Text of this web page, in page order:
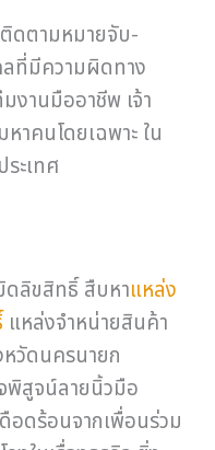
ดตามหมายจับ-
ที่มีความผิดทาง
งานมืออาชีพ เจ้า
าคนโดยเฉพาะ ใน
ะเทศ
ดลิขสิทธิ์ สืบหาแหล่ง
แหล่งจำหน่ายสินค้า
วัดนครนายก
พิสูจน์ลายนิ้วมือ
อดร้อนจากเพื่อนร่วม